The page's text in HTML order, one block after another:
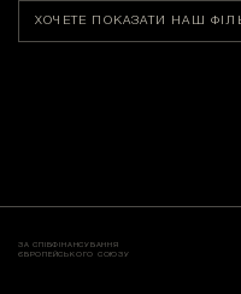
ХОЧЕТЕ ПОКАЗАТИ НАШ
ЗА СПІВФІНАНСУВАННЯ
ЄВРОПЕЙСЬКОГО СОЮЗУ